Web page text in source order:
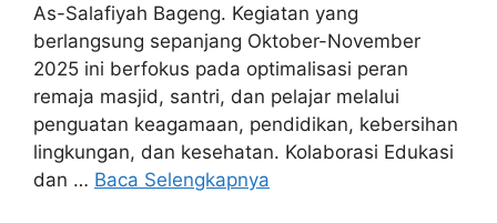
As-Salafiyah Bageng. Kegiatan yang
berlangsung sepanjang Oktober-November
2025 ini berfokus pada optimalisasi peran
remaja masjid, santri, dan pelajar melalui
penguatan keagamaan, pendidikan, kebersihan
lingkungan, dan kesehatan. Kolaborasi Edukasi
dan … Baca Selengkapnya